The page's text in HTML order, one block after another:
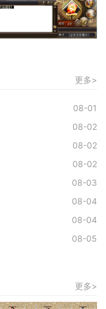
更多>
08-01
08-02
08-02
08-02
08-03
08-04
08-04
08-05
更多>